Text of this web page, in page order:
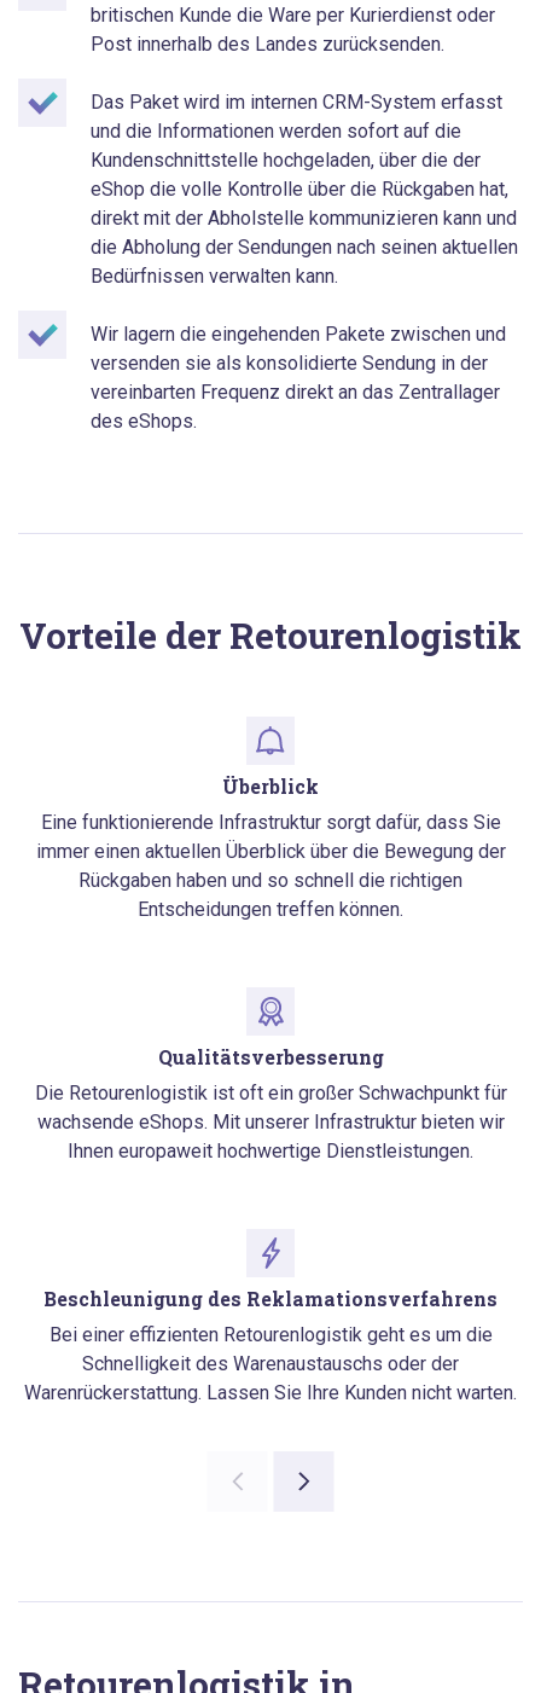
britischen Kunde die Ware per Kurierdienst oder
Post innerhalb des Landes zurücksenden.
Das Paket wird im internen CRM-System erfasst
und die Informationen werden sofort auf die
Kundenschnittstelle hochgeladen, über die der
eShop die volle Kontrolle über die Rückgaben hat,
direkt mit der Abholstelle kommunizieren kann und
die Abholung der Sendungen nach seinen aktuellen
Bedürfnissen verwalten kann.
Wir lagern die eingehenden Pakete zwischen und
versenden sie als konsolidierte Sendung in der
vereinbarten Frequenz direkt an das Zentrallager
des eShops.
Vorteile der Retourenlogistik
Überblick
Eine funktionierende Infrastruktur sorgt dafür, dass Sie
immer einen aktuellen Überblick über die Bewegung der
Rückgaben haben und so schnell die richtigen
Entscheidungen treffen können.
Qualitätsverbesserung
Die Retourenlogistik ist oft ein großer Schwachpunkt für
wachsende eShops. Mit unserer Infrastruktur bieten wir
Ihnen europaweit hochwertige Dienstleistungen.
Beschleunigung des Reklamationsverfahrens
Bei einer effizienten Retourenlogistik geht es um die
Schnelligkeit des Warenaustauschs oder der
Warenrückerstattung. Lassen Sie Ihre Kunden nicht warten.